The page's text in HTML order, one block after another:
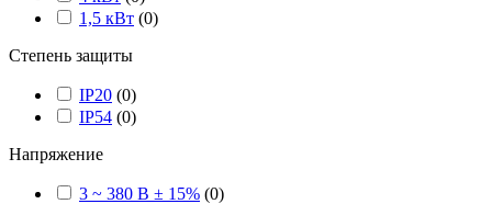
1,5 кВт (0)
Степень защиты
IP20 (0)
IP54 (0)
Напряжение
3 ~ 380 В ± 15% (0)